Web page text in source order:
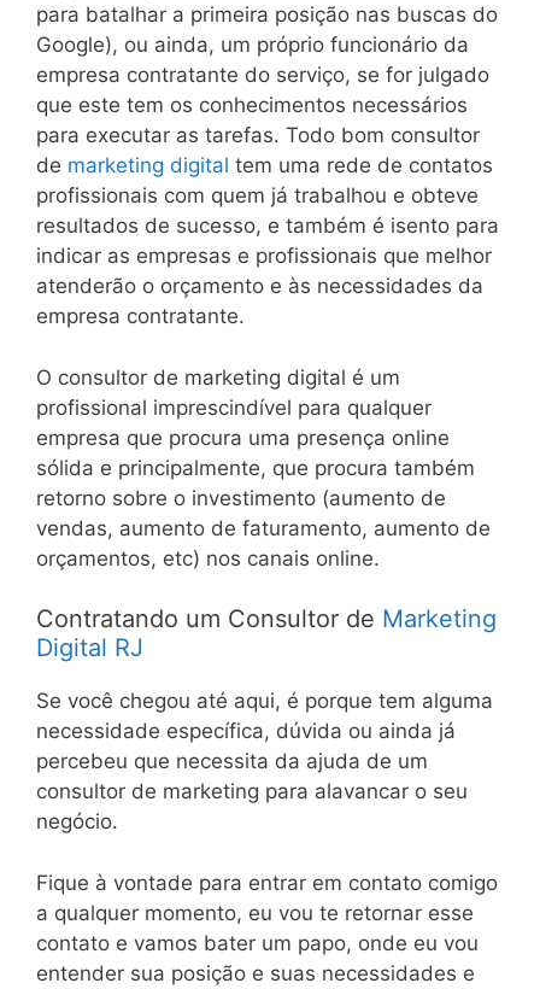
para batalhar a primeira posição nas buscas do
Google), ou ainda, um próprio funcionário da
empresa contratante do serviço, se for julgado
que este tem os conhecimentos necessários
para executar as tarefas. Todo bom consultor
de marketing digital tem uma rede de contatos
profissionais com quem já trabalhou e obteve
resultados de sucesso, e também é isento para
indicar as empresas e profissionais que melhor
atenderão o orçamento e às necessidades da
empresa contratante.
O consultor de marketing digital é um
profissional imprescindível para qualquer
empresa que procura uma presença online
sólida e principalmente, que procura também
retorno sobre o investimento (aumento de
vendas, aumento de faturamento, aumento de
orçamentos, etc) nos canais online.
Contratando um Consultor de Marketing
Digital RJ
Se você chegou até aqui, é porque tem alguma
necessidade específica, dúvida ou ainda já
percebeu que necessita da ajuda de um
consultor de marketing para alavancar o seu
negócio.
Fique à vontade para entrar em contato comigo
a qualquer momento, eu vou te retornar esse
contato e vamos bater um papo, onde eu vou
entender sua posição e suas necessidades e